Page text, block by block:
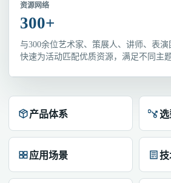
资源网络
300+
与300余位艺术家、策展人、讲师、表演
快速为活动匹配优质资源，满足不同主
产品体系 选
应用场景 技